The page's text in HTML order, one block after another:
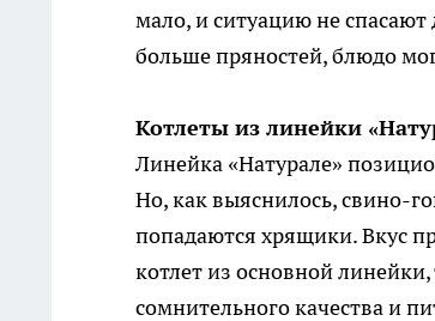
мало, и ситуацию не
больше пряностей, блюдо
Котлеты из линейки
Линейка «Натурале»
Но, как выяснилось, свино-
попадаются хрящики. Вкус
котлет из основной линейки,
сомнительного качества и